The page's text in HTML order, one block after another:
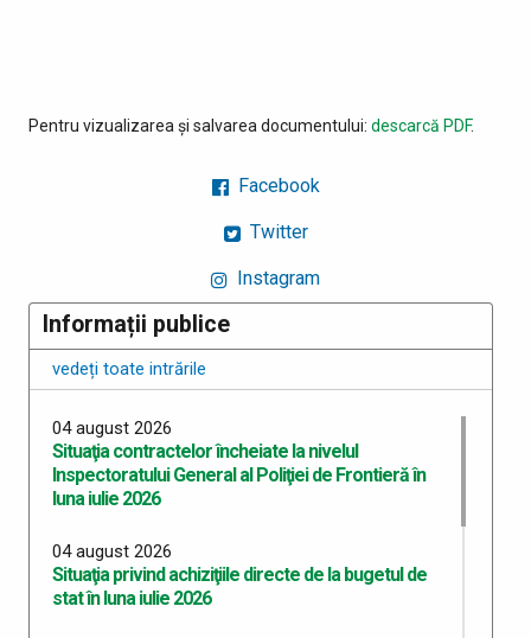
Pentru vizualizarea și salvarea documentului: descarcă PDF.
Facebook
Twitter
Instagram
Informații publice
vedeți toate intrările
04 august 2026
Situaţia contractelor încheiate la nivelul
Inspectoratului General al Poliţiei de Frontieră în
luna iulie 2026
04 august 2026
Situaţia privind achiziţiile directe de la bugetul de
stat în luna iulie 2026